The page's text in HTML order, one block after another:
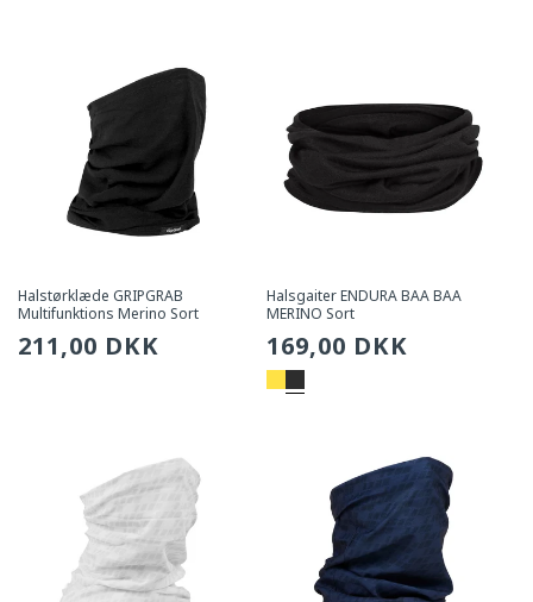
Halstørklæde GRIPGRAB
Multifunktions Merino Sort
Sædvanlig
211,00 DKK
Halsgaiter ENDURA BAA BAA
MERINO Sort
Sædvanlig
pris
169,00 DKK